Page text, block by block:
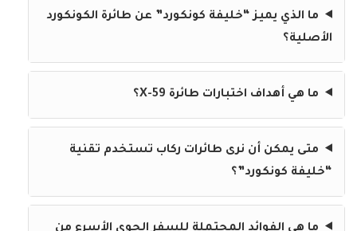
ما الذي يميز “خليفة كونكورد” عن طائرة الكونكورد
الأصلية؟
ما هي أهداف اختبارات طائرة X-59؟
متى يمكن أن نرى طائرات ركاب تستخدم تقنية
“خليفة كونكورد”؟
ما هي الفوائد المحتملة للسفر الجوي الأسرع من